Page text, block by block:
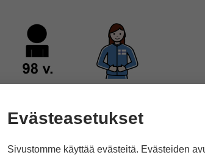
Evästeasetukset
Sivustomme käyttää evästeitä. Evästeiden